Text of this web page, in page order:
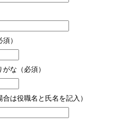
）
な（必須）
は役職名と氏名を記入）